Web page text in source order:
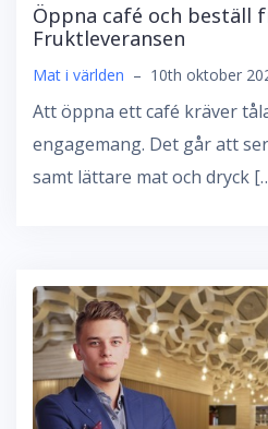
Öppna café och beställ
Fruktleveransen
Mat i världen – 10th oktober
Att öppna ett café kräver
engagemang. Det går att
samt lättare mat och dryck